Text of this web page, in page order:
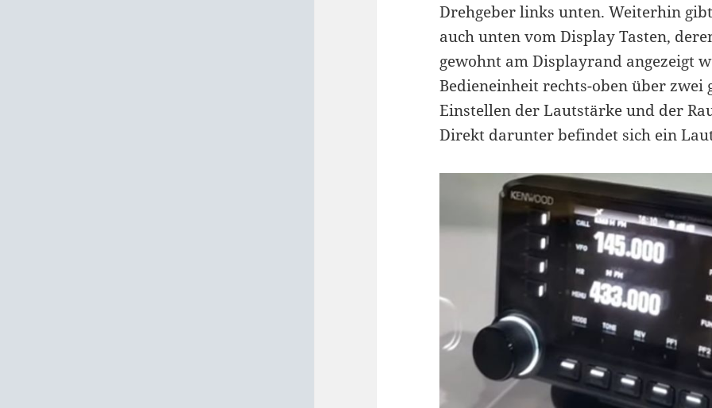
Drehgeber links unten. Weiterhin
auch unten vom Display Tasten,
gewohnt am Displayrand angezeigt
Bedieneinheit rechts-oben über
Einstellen der Lautstärke und der
Direkt darunter befindet sich ein